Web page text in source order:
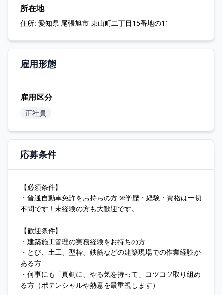
所在地
住所: 愛知県 尾張旭市 東山町二丁目15番地の11
雇用形態
雇用区分
正社員
応募条件
【必須条件】
・普通自動車免許をお持ちの方 ※学歴・経験・資格は一切
不問です！未経験の方も大歓迎です。
【歓迎条件】
・建築施工管理の実務経験をお持ちの方
・とび、土工、型枠、鉄筋などの建築現場での作業経験が
ある方
・何事にも「真剣に、やる気を持って」コツコツ取り組め
る方（ポテンシャルや熱意を最重視します）